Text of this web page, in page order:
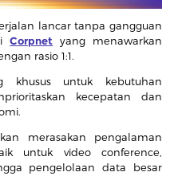
lancar tanpa gangguan
Corpnet yang menawarkan
rasio 1:1.
untuk kebutuhan
kecepatan dan
merasakan pengalaman
untuk video conference,
pengelolaan data besar